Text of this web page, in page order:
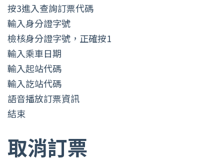
按3進入查詢訂票代碼
輸入身分證字號
檢核身分證字號，正確按1
輸入乘車日期
輸入起站代碼
輸入訖站代碼
語音播放訂票資訊
結束
取消訂票